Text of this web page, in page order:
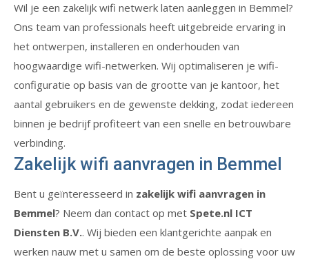
Wil je een zakelijk wifi netwerk laten aanleggen in Bemmel?
Ons team van professionals heeft uitgebreide ervaring in
het ontwerpen, installeren en onderhouden van
hoogwaardige wifi-netwerken. Wij optimaliseren je wifi-
configuratie op basis van de grootte van je kantoor, het
aantal gebruikers en de gewenste dekking, zodat iedereen
binnen je bedrijf profiteert van een snelle en betrouwbare
verbinding.
Zakelijk wifi aanvragen in Bemmel
Bent u geïnteresseerd in zakelijk wifi aanvragen in
Bemmel? Neem dan contact op met Spete.nl ICT
Diensten B.V.. Wij bieden een klantgerichte aanpak en
werken nauw met u samen om de beste oplossing voor uw